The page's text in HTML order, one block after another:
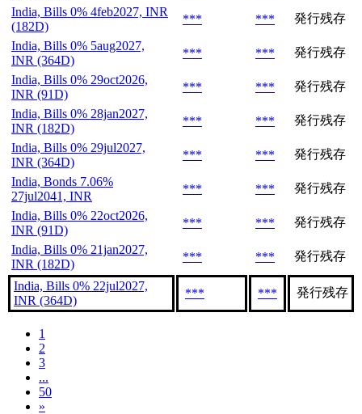
India, Bills 0% 4feb2027, INR
(182D)
*** ***
発行残存
India, Bills 0% 5aug2027,
INR (364D)
*** ***
発行残存
India, Bills 0% 29oct2026,
INR (91D)
*** ***
発行残存
India, Bills 0% 28jan2027,
INR (182D)
*** ***
発行残存
India, Bills 0% 29jul2027,
INR (364D)
*** ***
発行残存
India, Bonds 7.06%
27jul2041, INR
*** ***
発行残存
India, Bills 0% 22oct2026,
INR (91D)
*** ***
発行残存
India, Bills 0% 21jan2027,
INR (182D)
*** *** 発行残存
India, Bills 0% 22jul2027,
INR (364D)
*** *** 発行残存
1
2
3
...
50
»